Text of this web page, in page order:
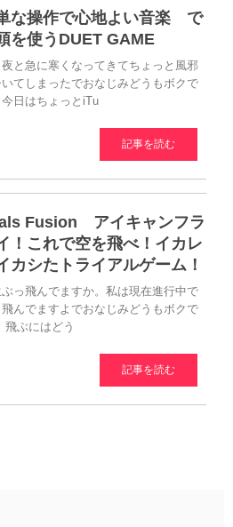
な操作で心地よい音楽 で
を使うDUET GAME
と急に寒くなってきてちょっと風邪
いてしまったでおなじみどうもボクで
日はちょっとiTu
記事を読む
Fusion アイキャンフラ
！これで空を飛べ！イカレ
カシたトライアルゲーム！
ぶっ飛んでますか。私は現在進行中で
んでますよでおなじみどうもボクで
飛ぶにはどう
記事を読む